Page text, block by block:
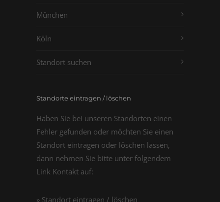
München
Köln
Standort suchen
Standorte eintragen / löschen
Haben Sie bei unseren Standorten einen
Fehler gefunden oder möchten Sie einen
Standort eintragen oder löschen lassen,
dann nehmen Sie bitte unter folgendem
Link Kontakt auf:
» Standort eintragen / löschen